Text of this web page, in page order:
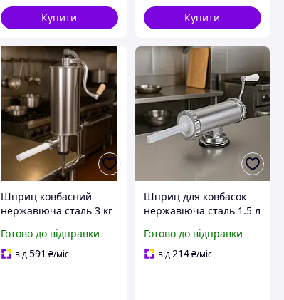
Купити Купити
Шприц ковбасний
нержавіюча сталь 3 кг
для ковбас сосисок
виготовлення
Готово до відправки
від591 ₴/міс
Шприц для ковбасок
нержавіюча сталь 1.5 л
для домашньої ковбаси
сосисок набивання
Готово до відправки
від214₴/міс